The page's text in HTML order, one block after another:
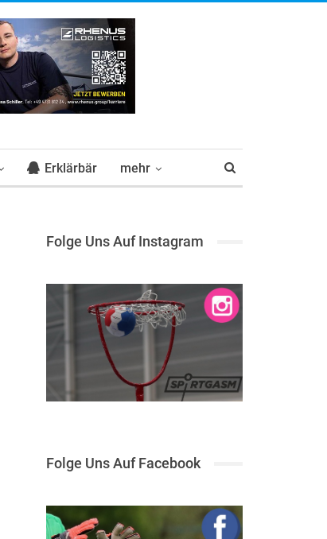
Erklärbär mehr
Folge Uns Auf Instagram
Folge Uns Auf Facebook